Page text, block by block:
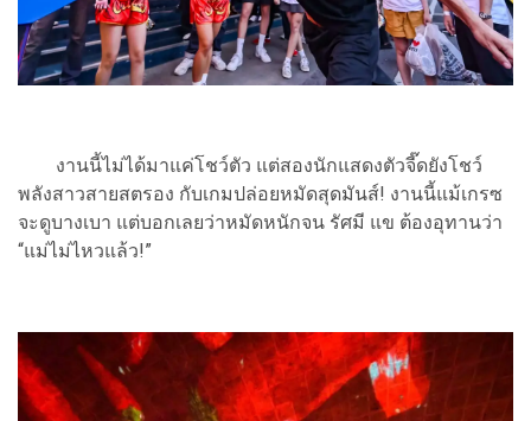
งานนี้ไม่ได้มาแค่โชว์ตัว แต่สองนักแสดงตัวจี๊ดยังโชว์
พลังสาวสายสตรอง กับเกมปล่อยหมัดสุดมันส์! งานนี้แม้เกรซ
จะดูบางเบา แต่บอกเลยว่าหมัดหนักจน รัศมี แข ต้องอุทานว่า
“แม่ไม่ไหวแล้ว!”